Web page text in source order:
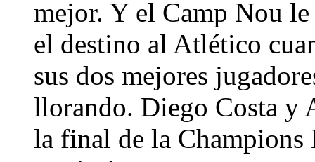
mejor. Y el Camp Nou
el destino al Atlético
sus dos mejores
llorando. Diego Costa y
la final de la Champions